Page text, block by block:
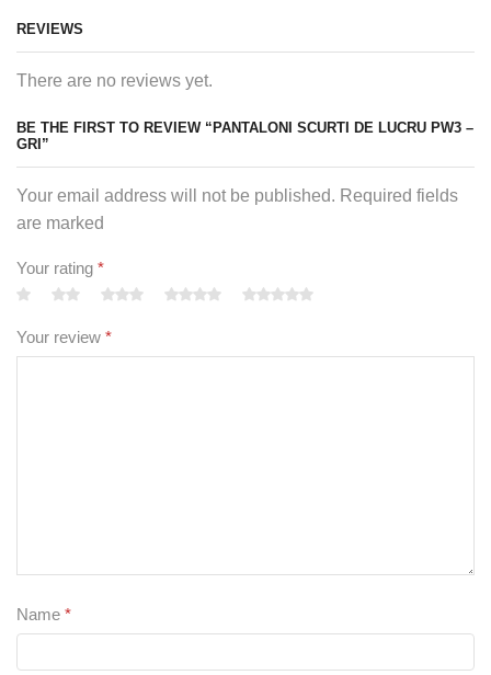
REVIEWS
There are no reviews yet.
BE THE FIRST TO REVIEW “PANTALONI SCURTI DE LUCRU PW3 –
GRI”
Your email address will not be published. Required fields
are marked
Your rating *
Your review *
Name *